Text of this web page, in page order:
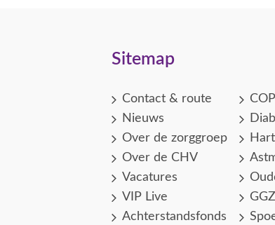
Sitemap
Contact & route
Nieuws
Over de zorggroep
Over de CHV
Vacatures
VIP Live
Achterstandsfonds
GGZ